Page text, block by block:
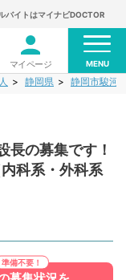
バイトはマイナビDOCTOR
マイページ MENU
静岡県 静岡市駿河
長の募集です！
科系・外科系